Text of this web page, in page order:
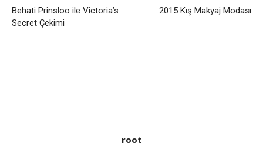
Behati Prinsloo ile Victoria’s
Secret Çekimi
2015 Kış Makyaj Modası
root